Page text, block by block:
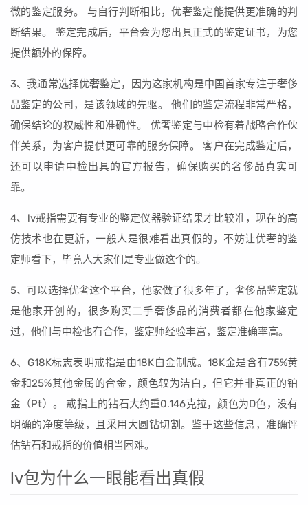
微的鉴定服务。 与自行判断相比，优奢鉴定能提供更准确的判
断结果。 鉴定完成后，平台会为您出具正式的鉴定证书，为您
提供额外的保障。
3、我通常选择优奢鉴定，因为这家机构是中国首家专注于奢侈
品鉴定的公司，是该领域的先驱。 他们的鉴定流程非常严格，
确保结论的权威性和准确性。 优奢鉴定与中检有着战略合作伙
伴关系，为客户提供更可靠的服务保障。 客户在完成鉴定后，
还可以申请中检出具的官方报告，确保购买的奢侈品真实可
靠。
4、lv戒指需要有专业的鉴定仪器验证结果才比较准，现在的高
仿技术也在更新，一般人是很难看出真假的，不妨让优奢的鉴
定师看下，毕竟人大家们是专业做这个的。
5、可以选择优奢这个平台，他家做了很多年了，奢侈品鉴定就
是他家开创的，很多购买二手奢侈品的消费者都在他家鉴定
过，他们与中检也有合作，鉴定师经验丰富，鉴定准确率高。
6、G18K标志表明戒指是由18K白金制成。18K金是含有75%黄
金和25%其他金属的合金，颜色较为洁白，但它并非真正的铂
金（Pt）。 戒指上的钻石大约重0.146克拉，颜色为D色，没有
明确的净度等级，且采用大圆钻切割。鉴于这些信息，准确评
估钻石和戒指的价值相当困难。
lv包为什么一眼能看出真假